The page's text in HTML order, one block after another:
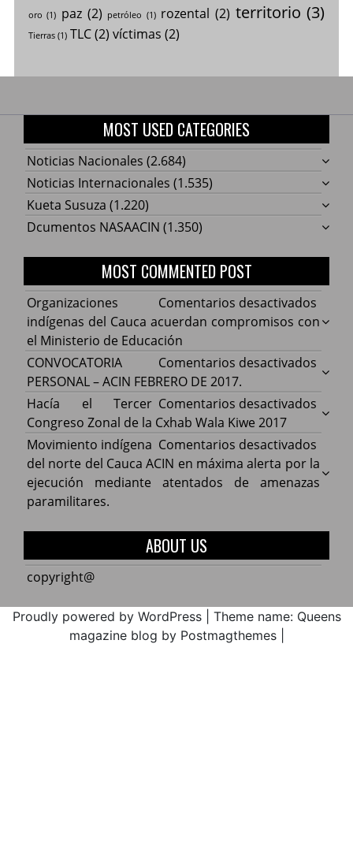
oro (1) paz (2) petróleo (1) rozental (2) territorio (3)
Tierras(1) TLC(2) víctimas (2)
MOST USED CATEGORIES
Noticias Nacionales (2.684)
Noticias Internacionales (1.535)
Kueta Susuza (1.220)
Dcumentos NASAACIN (1.350)
MOST COMMENTED POST
Comentarios desactivados
Cauca
con
de
Organizaciones
indígenas del Cauca acuerdan compromisos con
el Ministerio de Educación
Comentarios desactivados
ACIN
DE
CONVOCATORIA
PERSONAL – ACIN FEBRERO DE 2017.
Comentarios desactivados
Hacía
la
2017
Hacía el Tercer
Congreso Zonal de la Cxhab Wala Kiwe 2017
Comentarios desactivados
Cauca
Movimiento indígena
del norte del Cauca ACIN en máxima alerta por la
ejecución mediante atentados de amenazas
paramilitares.
ABOUT US
copyright@
Proudly powered by WordPress
Theme name: Queens
magazine blog by Postmagthemes